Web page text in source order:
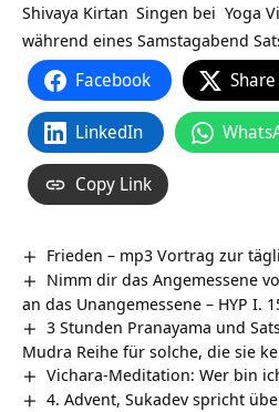
Shivaya Kirtan Singen bei Yoga
während eines Samstagabend
Facebook
LinkedIn
Copy Link
Frieden – mp3 Vortrag zur
Nimm dir das Angemessene
an das Unangemessene – HYP I.
3 Stunden Pranayama und
Mudra Reihe für solche, die sie
Vichara-Meditation: Wer bin
4. Advent, Sukadev spricht